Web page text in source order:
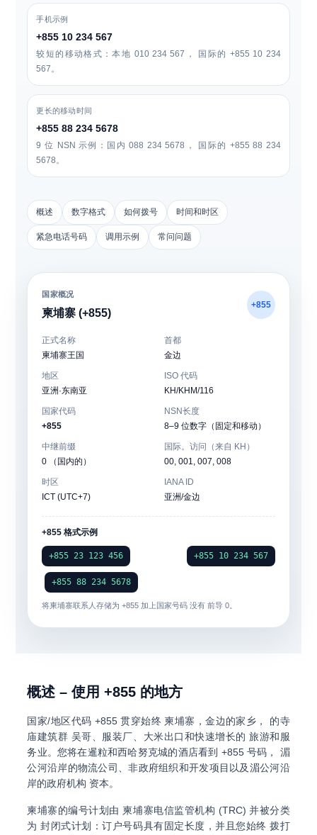
手机示例
+855 10 234 567
较短的移动格式：本地 010 234 567 ， 国际的 +855 10 234
567。
更长的移动时间
+855 88 234 5678
9 位 NSN 示例：国内088 234 5678 ， 国际的 +855 88 234
5678。
概述 数字格式 如何拨号 时间和时区
紧急电话号码 调用示例 常问问题
国家概况
柬埔寨 (+855)
+855
正式名称
柬埔寨王国
首都
金边
地区
亚洲·东南亚
ISO 代码
KH/KHM/116
国家代码
+855
NSN长度
8–9 位数字（固定和移动）
中继前缀
0 （国内的）
国际。访问（来自 KH）
00, 001, 007, 008
时区
ICT (UTC+7)
IANA ID
亚洲/金边
+855 格式示例
+855 23 123 456 +855 10 234 567
+855 88 234 5678
将柬埔寨联系人存储为+855 加上国家号码没有 前导 0。
概述 – 使用 +855 的地方
国家/地区代码 +855贯穿始终 柬埔寨 ，金边的家乡， 的寺
庙建筑群 吴哥 、服装厂、大米出口和快速增长的 旅游和服
务业。您将在暹粒和西哈努克城的酒店看到 +855 号码， 湄
公河沿岸的物流公司、非政府组织和开发项目以及湄公河沿
岸的政府机构 资本。
柬埔寨的编号计划由 柬埔寨电信监管机构 (TRC) 并被分类
为封闭式计划
：订户号码具有固定长度，并且您始终 拨打